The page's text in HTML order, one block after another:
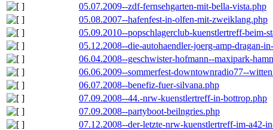
05.07.2009--zdf-fernsehgarten-mit-bella-vista.php
05.08.2007--hafenfest-in-olfen-mit-zweiklang.php
05.09.2010--popschlagerclub-kuenstlertreff-beim-
05.12.2008--die-autohaendler-joerg-amp-dragan-
06.04.2008--geschwister-hofmann--maxipark-
06.06.2009--sommerfest-downtownradio77--
06.07.2008--benefiz-fuer-silvana.php
07.09.2008--44.-nrw-kuenstlertreff-in-bottrop.php
07.09.2008--partyboot-beilngries.php
07.12.2008--der-letzte-nrw-kuenstlertreff-im-a42-